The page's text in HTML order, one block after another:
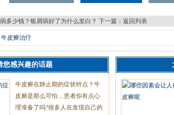
多少钱？银屑病好了为什么发白？ 下一篇： 返回列表
牛皮癣治疗
您感兴趣的话题
牛皮癣在静止期的症状特点？牛
皮廯是那么可怕，患者你有点心
理准备了吗?很多人在发现自己的